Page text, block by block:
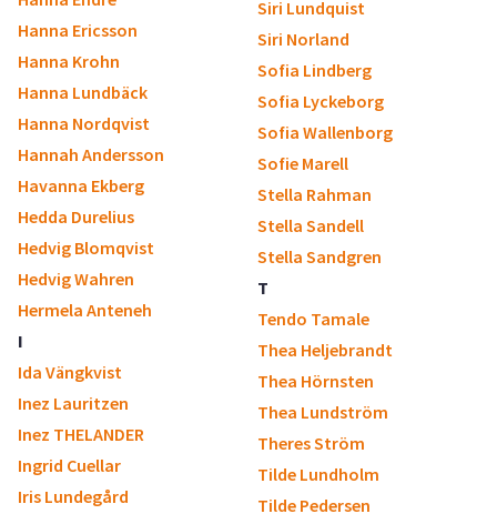
Hanna Ericsson
Hanna Krohn
Hanna Lundbäck
Hanna Nordqvist
Hannah Andersson
Havanna Ekberg
Hedda Durelius
Hedvig Blomqvist
Hedvig Wahren
Hermela Anteneh
I
Ida Vängkvist
Inez Lauritzen
Inez THELANDER
Ingrid Cuellar
Iris Lundegård
Siri Lundquist
Siri Norland
Sofia Lindberg
Sofia Lyckeborg
Sofia Wallenborg
Sofie Marell
Stella Rahman
Stella Sandell
Stella Sandgren
T
Tendo Tamale
Thea Heljebrandt
Thea Hörnsten
Thea Lundström
Theres Ström
Tilde Lundholm
Tilde Pedersen